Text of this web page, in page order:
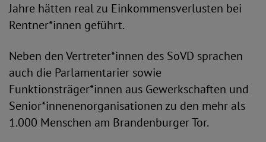
Jahre hätten real zu Einkommensverlusten bei
Rentner*innen geführt.
Neben den Vertreter*innen des SoVD sprachen
auch die Parlamentarier sowie
Funktionsträger*innen aus Gewerkschaften und
Senior*innenenorganisationen zu den mehr als
1.000 Menschen am Brandenburger Tor.